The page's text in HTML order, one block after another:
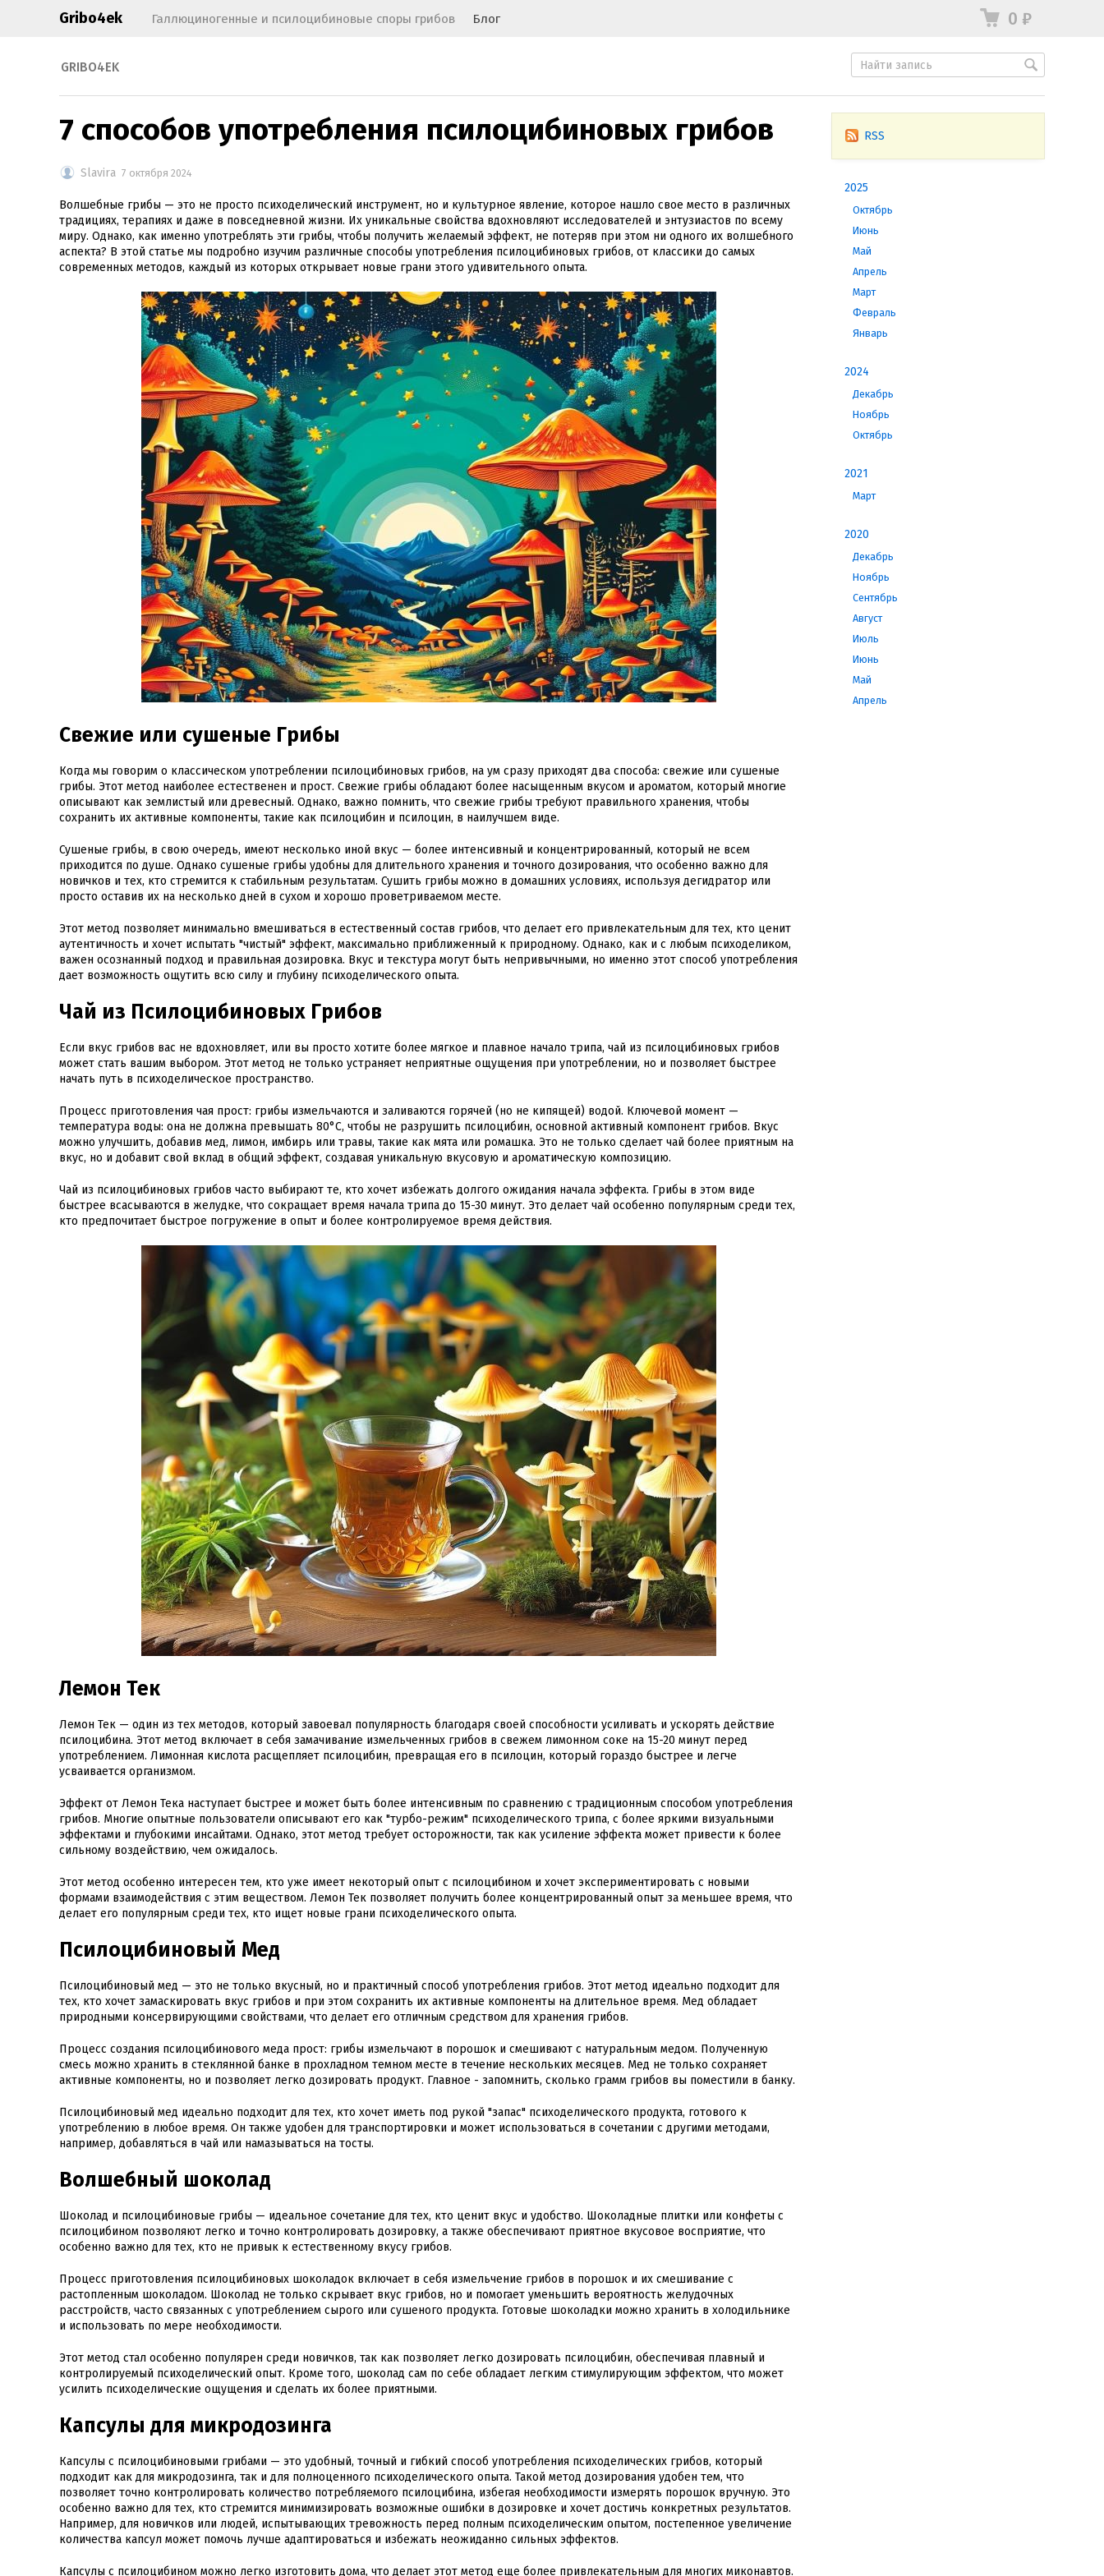
Gribo4ek Галлюциногенные и псилоцибиновые споры грибов Блог 0 ₽
GRIBO4EK
RSS
2025
Октябрь
Июнь
Май
Апрель
Март
Февраль
Январь
2024
Декабрь
Ноябрь
Октябрь
2021
Март
2020
Декабрь
Ноябрь
Сентябрь
Август
Июль
Июнь
Май
Апрель
7 способов употребления псилоцибиновых грибов
Slavira 7 октября 2024
Волшебные грибы — это не просто психоделический инструмент, но и культурное явление, которое нашло свое место в различных
традициях, терапиях и даже в повседневной жизни. Их уникальные свойства вдохновляют исследователей и энтузиастов по всему
миру. Однако, как именно употреблять эти грибы, чтобы получить желаемый эффект, не потеряв при этом ни одного их волшебного
аспекта? В этой статье мы подробно изучим различные способы употребления псилоцибиновых грибов, от классики до самых
современных методов, каждый из которых открывает новые грани этого удивительного опыта.
Свежие или сушеные Грибы
Когда мы говорим о классическом употреблении псилоцибиновых грибов, на ум сразу приходят два способа: свежие или сушеные
грибы. Этот метод наиболее естественен и прост. Свежие грибы обладают более насыщенным вкусом и ароматом, который многие
описывают как землистый или древесный. Однако, важно помнить, что свежие грибы требуют правильного хранения, чтобы
сохранить их активные компоненты, такие как псилоцибин и псилоцин, в наилучшем виде.
Сушеные грибы, в свою очередь, имеют несколько иной вкус — более интенсивный и концентрированный, который не всем
приходится по душе. Однако сушеные грибы удобны для длительного хранения и точного дозирования, что особенно важно для
новичков и тех, кто стремится к стабильным результатам. Сушить грибы можно в домашних условиях, используя дегидратор или
просто оставив их на несколько дней в сухом и хорошо проветриваемом месте.
Этот метод позволяет минимально вмешиваться в естественный состав грибов, что делает его привлекательным для тех, кто ценит
аутентичность и хочет испытать "чистый" эффект, максимально приближенный к природному. Однако, как и с любым психоделиком,
важен осознанный подход и правильная дозировка. Вкус и текстура могут быть непривычными, но именно этот способ употребления
дает возможность ощутить всю силу и глубину психоделического опыта.
Чай из Псилоцибиновых Грибов
Если вкус грибов вас не вдохновляет, или вы просто хотите более мягкое и плавное начало трипа, чай из псилоцибиновых грибов
может стать вашим выбором. Этот метод не только устраняет неприятные ощущения при употреблении, но и позволяет быстрее
начать путь в психоделическое пространство.
Процесс приготовления чая прост: грибы измельчаются и заливаются горячей (но не кипящей) водой. Ключевой момент —
температура воды: она не должна превышать 80°C, чтобы не разрушить псилоцибин, основной активный компонент грибов. Вкус
можно улучшить, добавив мед, лимон, имбирь или травы, такие как мята или ромашка. Это не только сделает чай более приятным на
вкус, но и добавит свой вклад в общий эффект, создавая уникальную вкусовую и ароматическую композицию.
Чай из псилоцибиновых грибов часто выбирают те, кто хочет избежать долгого ожидания начала эффекта. Грибы в этом виде
быстрее всасываются в желудке, что сокращает время начала трипа до 15-30 минут. Это делает чай особенно популярным среди тех,
кто предпочитает быстрое погружение в опыт и более контролируемое время действия.
Лемон Тек
Лемон Тек — один из тех методов, который завоевал популярность благодаря своей способности усиливать и ускорять действие
псилоцибина. Этот метод включает в себя замачивание измельченных грибов в свежем лимонном соке на 15-20 минут перед
употреблением. Лимонная кислота расщепляет псилоцибин, превращая его в псилоцин, который гораздо быстрее и легче
усваивается организмом.
Эффект от Лемон Тека наступает быстрее и может быть более интенсивным по сравнению с традиционным способом употребления
грибов. Многие опытные пользователи описывают его как "турбо-режим" психоделического трипа, с более яркими визуальными
эффектами и глубокими инсайтами. Однако, этот метод требует осторожности, так как усиление эффекта может привести к более
сильному воздействию, чем ожидалось.
Этот метод особенно интересен тем, кто уже имеет некоторый опыт с псилоцибином и хочет экспериментировать с новыми
формами взаимодействия с этим веществом. Лемон Тек позволяет получить более концентрированный опыт за меньшее время, что
делает его популярным среди тех, кто ищет новые грани психоделического опыта.
Псилоцибиновый Мед
Псилоцибиновый мед — это не только вкусный, но и практичный способ употребления грибов. Этот метод идеально подходит для
тех, кто хочет замаскировать вкус грибов и при этом сохранить их активные компоненты на длительное время. Мед обладает
природными консервирующими свойствами, что делает его отличным средством для хранения грибов.
Процесс создания псилоцибинового меда прост: грибы измельчают в порошок и смешивают с натуральным медом. Полученную
смесь можно хранить в стеклянной банке в прохладном темном месте в течение нескольких месяцев. Мед не только сохраняет
активные компоненты, но и позволяет легко дозировать продукт. Главное - запомнить, сколько грамм грибов вы поместили в банку.
Псилоцибиновый мед идеально подходит для тех, кто хочет иметь под рукой "запас" психоделического продукта, готового к
употреблению в любое время. Он также удобен для транспортировки и может использоваться в сочетании с другими методами,
например, добавляться в чай или намазываться на тосты.
Волшебный шоколад
Шоколад и псилоцибиновые грибы — идеальное сочетание для тех, кто ценит вкус и удобство. Шоколадные плитки или конфеты с
псилоцибином позволяют легко и точно контролировать дозировку, а также обеспечивают приятное вкусовое восприятие, что
особенно важно для тех, кто не привык к естественному вкусу грибов.
Процесс приготовления псилоцибиновых шоколадок включает в себя измельчение грибов в порошок и их смешивание с
растопленным шоколадом. Шоколад не только скрывает вкус грибов, но и помогает уменьшить вероятность желудочных
расстройств, часто связанных с употреблением сырого или сушеного продукта. Готовые шоколадки можно хранить в холодильнике
и использовать по мере необходимости.
Этот метод стал особенно популярен среди новичков, так как позволяет легко дозировать псилоцибин, обеспечивая плавный и
контролируемый психоделический опыт. Кроме того, шоколад сам по себе обладает легким стимулирующим эффектом, что может
усилить психоделические ощущения и сделать их более приятными.
Капсулы для микродозинга
Капсулы с псилоцибиновыми грибами — это удобный, точный и гибкий способ употребления психоделических грибов, который
подходит как для микродозинга, так и для полноценного психоделического опыта. Такой метод дозирования удобен тем, что
позволяет точно контролировать количество потребляемого псилоцибина, избегая необходимости измерять порошок вручную. Это
особенно важно для тех, кто стремится минимизировать возможные ошибки в дозировке и хочет достичь конкретных результатов.
Например, для новичков или людей, испытывающих тревожность перед полным психоделическим опытом, постепенное увеличение
количества капсул может помочь лучше адаптироваться и избежать неожиданно сильных эффектов.
Капсулы с псилоцибином можно легко изготовить дома, что делает этот метод еще более привлекательным для многих миконавтов.